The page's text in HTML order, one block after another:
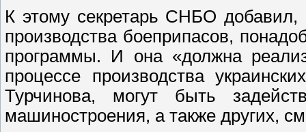
К этому секретарь СНБО добавил,
производства боеприпасов,
программы. И она «должна
процессе производства
Турчинова, могут быть
машиностроения, а также других,